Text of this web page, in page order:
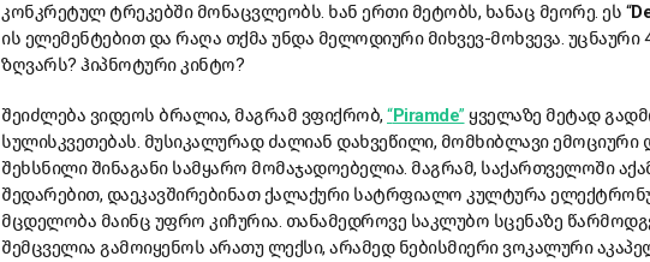
კონკრეტულ ტრეკებში მონაცვლეობს. ხან ერთი მეტობს, ხანაც მეორე. ეს “
ის ელემენტებით და რაღა თქმა უნდა მელოდიური მიხვევ-მოხვევა. უცნაური
ზღვარს? ჰიპნოტური კინტო?
შეიძლება ვიდეოს ბრალია, მაგრამ ვფიქრობ, “Piramde” ყველაზე მეტად
სულისკვეთებას. მუსიკალურად ძალიან დახვეწილი, მომხიბლავი ემოციური
შეხსნილი შინაგანი სამყარო მომაჯადოებელია. მაგრამ, საქართველოში
შედარებით, დაეკავშირებინათ ქალაქური სატრფიალო კულტურა
მცდელობა მაინც უფრო კიჩურია. თანამედროვე საკლუბო სცენაზე
შემცველია გამოიყენოს არათუ ლექსი, არამედ ნებისმიერი ვოკალური